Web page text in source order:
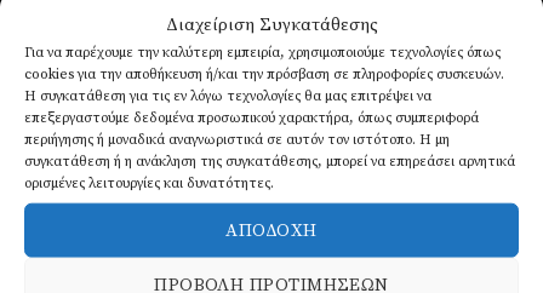
Διαχείριση Συγκατάθεσης
Για να παρέχουμε την καλύτερη εμπειρία, χρησιμοποιούμε τεχνολογίες όπως
cookies για την αποθήκευση ή/και την πρόσβαση σε πληροφορίες συσκευών.
Η συγκατάθεση για τις εν λόγω τεχνολογίες θα μας επιτρέψει να
επεξεργαστούμε δεδομένα προσωπικού χαρακτήρα, όπως συμπεριφορά
περιήγησης ή μοναδικά αναγνωριστικά σε αυτόν τον ιστότοπο. Η μη
συγκατάθεση ή η ανάκληση της συγκατάθεσης, μπορεί να επηρεάσει αρνητικά
ορισμένες λειτουργίες και δυνατότητες.
ΑΠΟΔΟΧΉ
ΠΡΟΒΟΛΉ ΠΡΟΤΙΜΉΣΕΩΝ
was:
€89,90.
τιμή
είναι:
€69,90.
ΤΆΣΕΙΣ
Ανδρικό Πορτοφόλι
€ 19,90
Ρολόι ανδρικό από ατσάλι
Βαθμολογήθηκε
39,90